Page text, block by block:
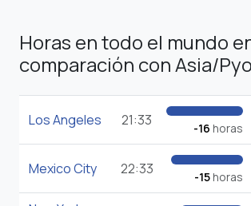
Horas en todo el mundo
comparación con Asia/
Los Angeles 21:33 -16 horas
Mexico City 22:33 -15horas